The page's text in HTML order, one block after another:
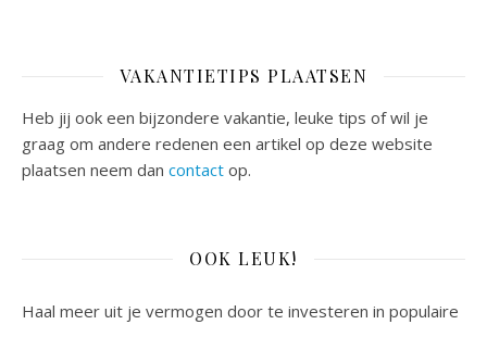
VAKANTIETIPS PLAATSEN
Heb jij ook een bijzondere vakantie, leuke tips of wil je
graag om andere redenen een artikel op deze website
plaatsen neem dan contact op.
OOK LEUK!
Haal meer uit je vermogen door te investeren in populaire